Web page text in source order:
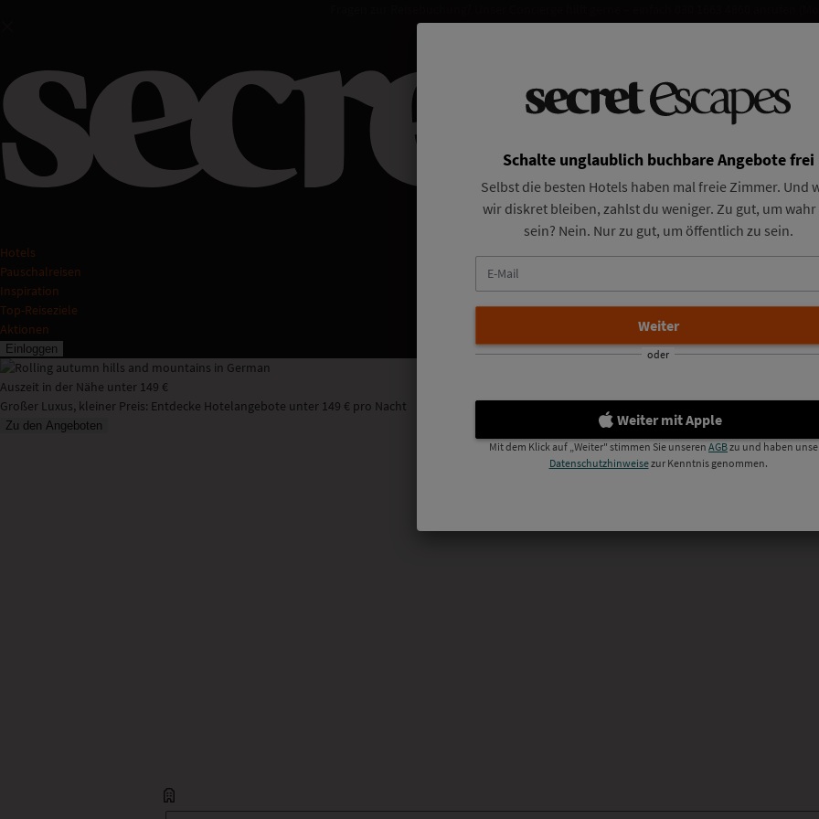
Hotels
Pauschalreisen
Inspiration
Top-Reiseziele
Aktionen
Einloggen
Auszeit in der Nähe unter 149 €
Großer Luxus, kleiner Preis: Entdecke Hotelangebote unter 149 € pro Nacht
Zu den Angeboten
Schalte unglaublich buchbare Angebote frei
Selbst die besten Hotels haben mal freie Zimmer. Und
wir diskret bleiben, zahlst du weniger. Zu gut, um wahr
sein? Nein. Nur zu gut, um öffentlich zu sein.
Mail
oder
Weiter mit Apple
Mit dem Klick auf „Weiter" stimmen Sie unseren AGBzu und haben
Datenschutzhinweisezur Kenntnis genommen.